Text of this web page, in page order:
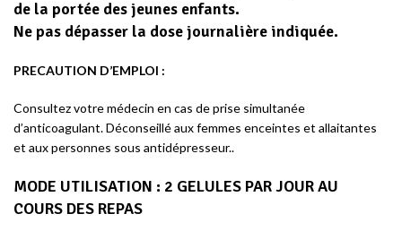
de la portée des jeunes enfants.
Ne pas dépasser la dose journalière indiquée.
PRECAUTION D’EMPLOI :
Consultez votre médecin en cas de prise simultanée
d’anticoagulant. Déconseillé aux femmes enceintes et allaitantes
et aux personnes sous antidépresseur..
MODE UTILISATION : 2 GELULES PAR JOUR AU
COURS DES REPAS